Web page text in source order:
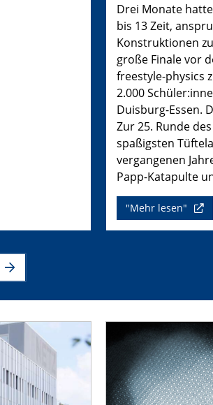
Drei Monate
bis 13 Zeit,
Konstruktionen
große Finale vor
freestyle-physics
2.000
Duisburg-Essen.
Zur 25. Runde
spaßigsten
vergangenen
Papp-Katapulte
"Mehr lesen"